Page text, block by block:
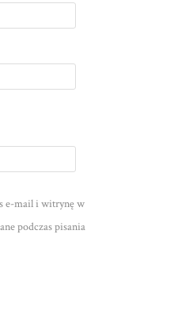
e-mail i witrynę w
podczas pisania